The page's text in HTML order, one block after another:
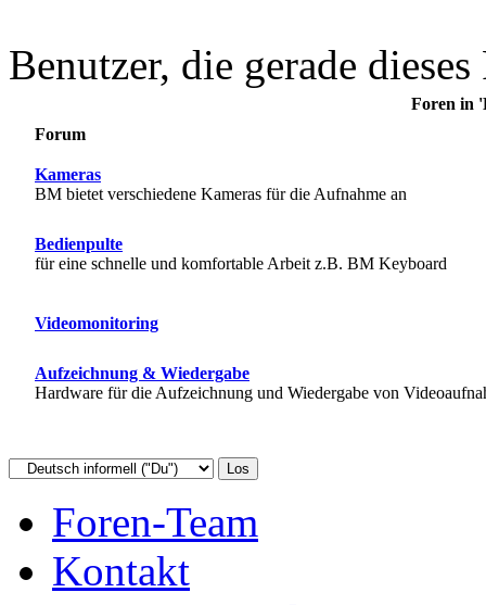
Benutzer, die gerade
Foren in
Forum
Kameras
BM bietet verschiedene Kameras für die Aufnahme an
Bedienpulte
für eine schnelle und komfortable Arbeit z.B. BM Keyboard
Videomonitoring
Aufzeichnung & Wiedergabe
Hardware für die Aufzeichnung und Wiedergabe von
Foren-Team
Kontakt